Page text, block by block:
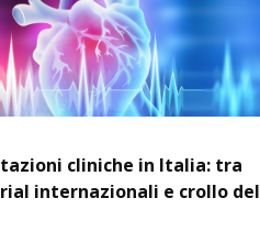
cliniche in Italia: tra
internazionali e crollo del